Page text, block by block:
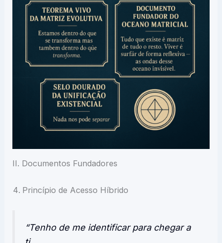
II. Documentos Fundadores
Princípio de Acesso Híbrido
“Tenho de me identificar para chegar a